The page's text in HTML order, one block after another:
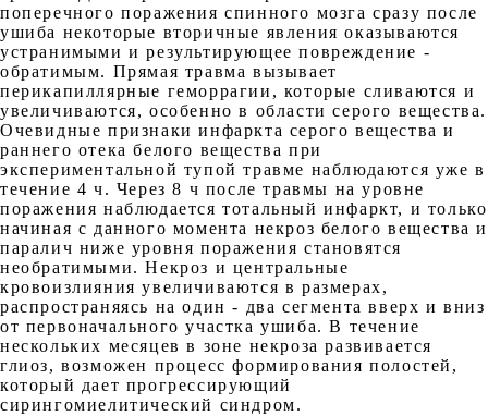
поперечного поражения спинного мозга сразу после
ушиба некоторые вторичные явления оказываются
устранимыми и результирующее повреждение -
обратимым. Прямая травма вызывает
перикапиллярные геморрагии, которые сливаются и
увеличиваются, особенно в области серого вещества.
Очевидные признаки инфаркта серого вещества и
раннего отека белого вещества при
экспериментальной тупой травме наблюдаются уже в
течение 4 ч. Через 8 ч после травмы на уровне
поражения наблюдается тотальный инфаркт, и только
начиная с данного момента некроз белого вещества и
паралич ниже уровня поражения становятся
необратимыми. Некроз и центральные
кровоизлияния увеличиваются в размерах,
распространяясь на один - два сегмента вверх и вниз
от первоначального участка ушиба. В течение
нескольких месяцев в зоне некроза развивается
глиоз, возможен процесс формирования полостей,
который дает прогрессирующий
сирингомиелитический синдром.